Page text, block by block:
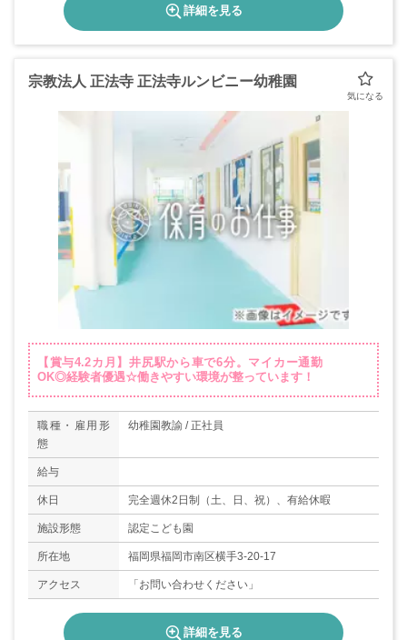
詳細を見る
宗教法人 正法寺 正法寺ルンビニー幼稚園
【賞与4.2カ月】井尻駅から車で6分。マイカー通勤
OK◎経験者優遇☆働きやすい環境が整っています！
職種・雇用形
態
幼稚園教諭 / 正社員
給与
休日 完全週休2日制（土、日、祝）、有給休暇
施設形態 認定こども園
所在地 福岡県福岡市南区横手3-20-17
アクセス 「お問い合わせください」
詳細を見る